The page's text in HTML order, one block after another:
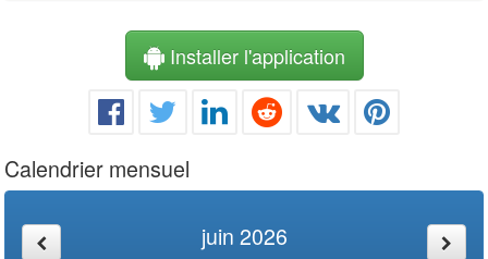
Installer l'application
Calendrier mensuel
juin 2026